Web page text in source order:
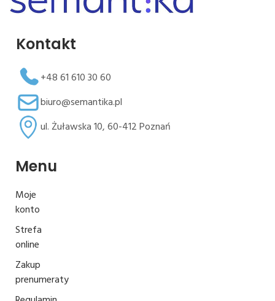
Kontakt
+48 61 610 30 60
biuro@semantika.pl
ul. Żuławska 10, 60-412 Poznań
Menu
Moje
konto
Strefa
online
Zakup
prenumeraty